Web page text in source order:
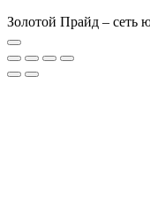
Золотой Прайд – сеть